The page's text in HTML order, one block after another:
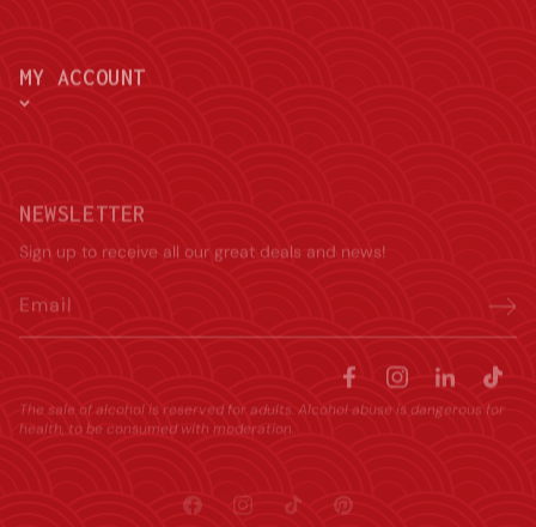
MY ACCOUNT
NEWSLETTER
The sale of alcohol is reserved for adults. Alcohol abuse is dangerous for
health, to be consumed with moderation.
FacebookInstagramTikTok Pinterest